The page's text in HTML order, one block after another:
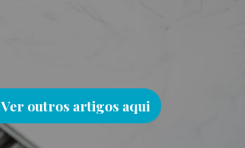
Ver outros artigos aqui